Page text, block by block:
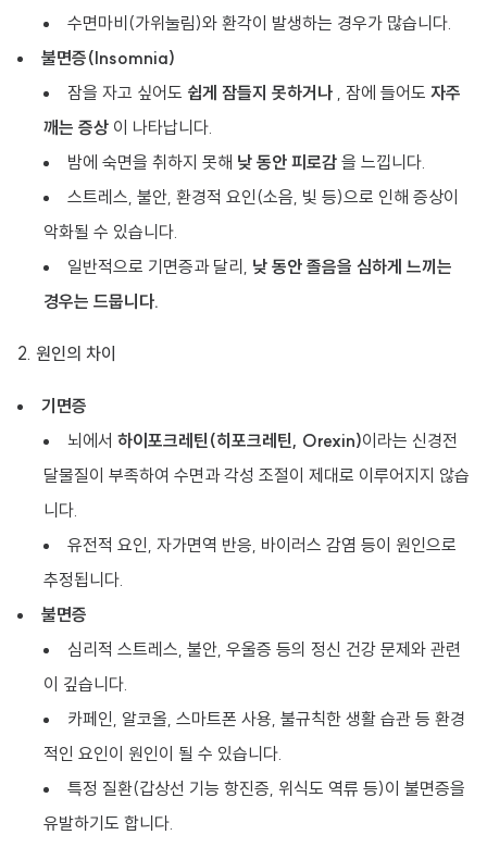
수면마비(가위눌림)와 환각이 발생하는 경우가 많습니다.
불면증(Insomnia)
잠을 자고 싶어도 쉽게 잠들지 못하거나 , 잠에 들어도 자주
깨는 증상 이 나타납니다.
밤에 숙면을 취하지 못해 낮 동안 피로감 을 느낍니다.
스트레스, 불안, 환경적 요인(소음, 빛 등)으로 인해 증상이
악화될 수 있습니다.
일반적으로 기면증과 달리, 낮 동안 졸음을 심하게 느끼는
경우는 드뭅니다.
2. 원인의 차이
기면증
뇌에서 하이포크레틴(히포크레틴, Orexin)이라는 신경전
달물질이 부족하여 수면과 각성 조절이 제대로 이루어지지 않습
니다.
유전적 요인, 자가면역 반응, 바이러스 감염 등이 원인으로
추정됩니다.
불면증
심리적 스트레스, 불안, 우울증 등의 정신 건강 문제와 관련
이 깊습니다.
카페인, 알코올, 스마트폰 사용, 불규칙한 생활 습관 등 환경
적인 요인이 원인이 될 수 있습니다.
특정 질환(갑상선 기능 항진증, 위식도 역류 등)이 불면증을
유발하기도 합니다.